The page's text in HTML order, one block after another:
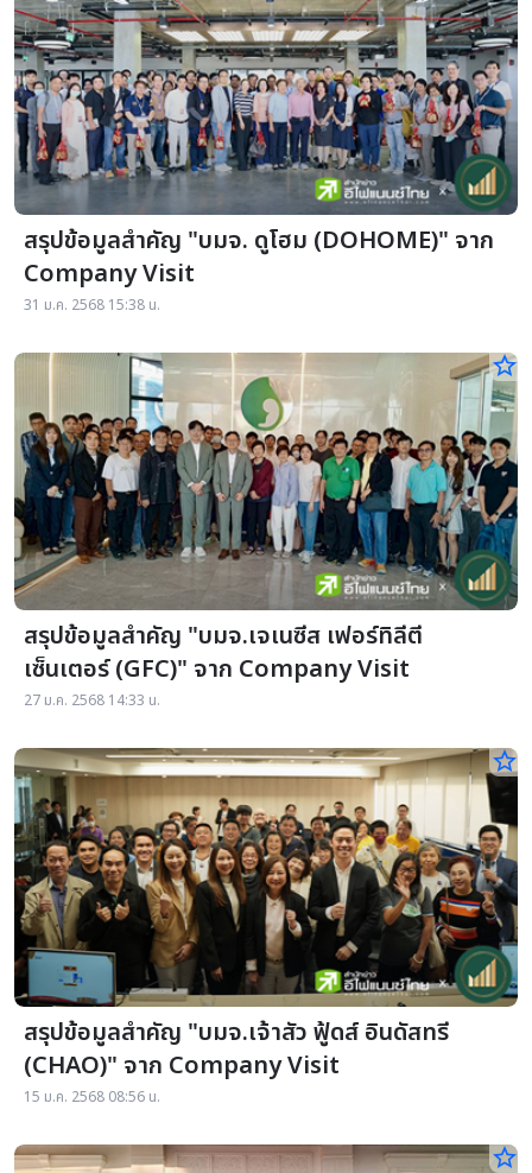
สรุปข้อมูลสำคัญ "บมจ. ดูโฮม (DOHOME)" จาก
Company Visit
31 ม.ค. 2568 15:38 น.
star_border
สรุปข้อมูลสำคัญ "บมจ.เจเนซีส เฟอร์ทิลีตี
เซ็นเตอร์ (GFC)" จาก Company Visit
27 ม.ค. 2568 14:33 น.
star_border
สรุปข้อมูลสำคัญ "บมจ.เจ้าสัว ฟู้ดส์ อินดัสทรี
(CHAO)" จาก Company Visit
15 ม.ค. 2568 08:56 น.
star_border